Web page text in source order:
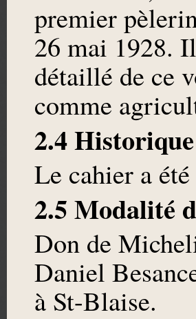
premier
26 mai 1928.
détaillé de ce
comme
2.4
Le cahier a
2.5 Modalité
Don de
Daniel
à St-Blaise.